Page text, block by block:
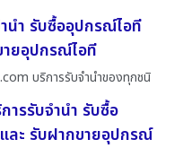
นำ รับซื้ออุปกรณ์ไอที
ายอุปกรณ์ไอที
บริการรับจำนำของทุกชนิ
ารรับจำนำ รับซื้อ
ละ รับฝากขายอุปกรณ์